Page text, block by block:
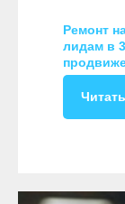
Ремонт
лидам в